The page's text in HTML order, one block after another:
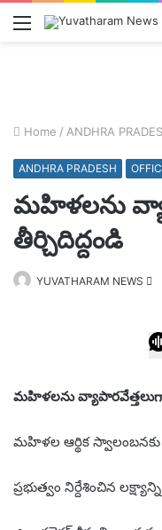
Menu
Home / ANDHRA
ANDHRA PRADESH
మహిళలను
తీర్చిదిద్దండి
YUVATHARAM NEWS
మహిళలను వ్యాపారవేత్తలుగా
మహిళల ఆర్థిక
ప్రభుత్వం నిర్దేశించిన